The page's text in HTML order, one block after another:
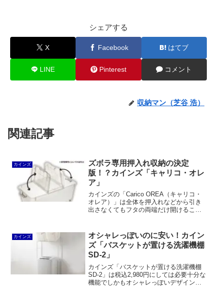
シェアする
X Facebook はてブ
LINE Pinterest コメント
収納マン（芝谷 浩）
関連記事
カインズ
ズボラ専用押入れ収納の決定
版！？カインズ「キャリコ・オレ
ア」
カインズの「Carico OREA（キャリコ・
オレア）」は全体を押入れなどから引き
出さなくてもフタの両端だけ開けること
が、フタが丈夫ですから妥当なところで
しょう。
カインズ
オシャレっぽいのに安い！カイン
ズ「バスケットが置ける洗濯機棚
SD-2」
カインズ「バスケットが置ける洗濯機棚
SD-2」は税込2,980円にしては必要十分な
機能でしかもオシャレっぽいデザインで